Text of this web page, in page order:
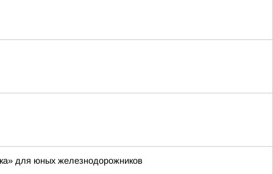
для юных железнодорожников